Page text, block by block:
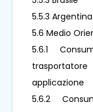
5.5.3 Argentina
5.6 Medio
5.6.1
applicazione
5.6.2